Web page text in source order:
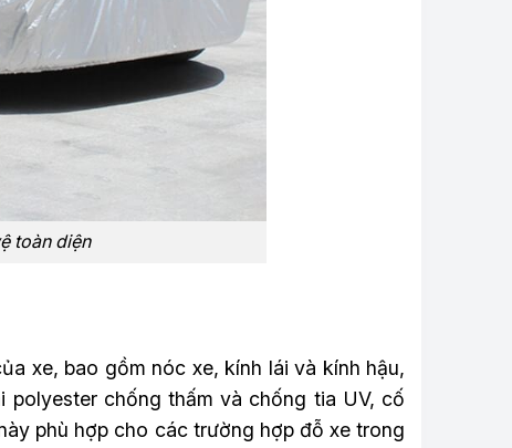
toàn diện
xe, bao gồm nóc xe, kính lái và kính hậu,
chống thấm và chống tia UV, cố
phù hợp cho các trường hợp đỗ xe trong